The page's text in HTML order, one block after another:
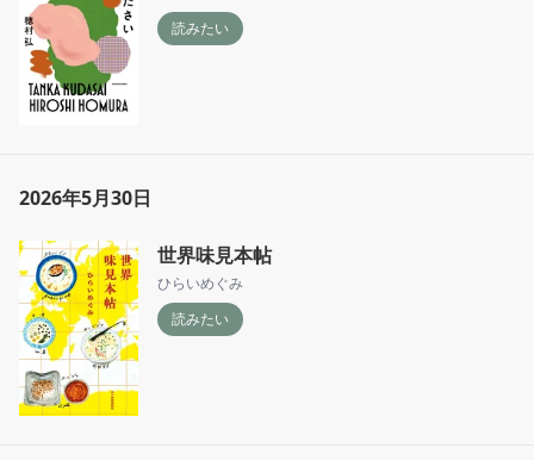
読みたい
2026年5月30日
世界味見本帖
ひらいめぐみ
読みたい